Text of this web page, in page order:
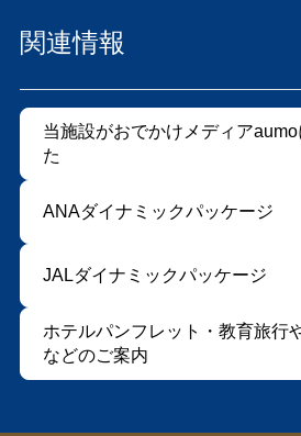
関連情報
当施設がおでかけメディア
た
ANAダイナミックパッケージ
JALダイナミックパッケージ
ホテルパンフレット・教育旅行
などのご案内